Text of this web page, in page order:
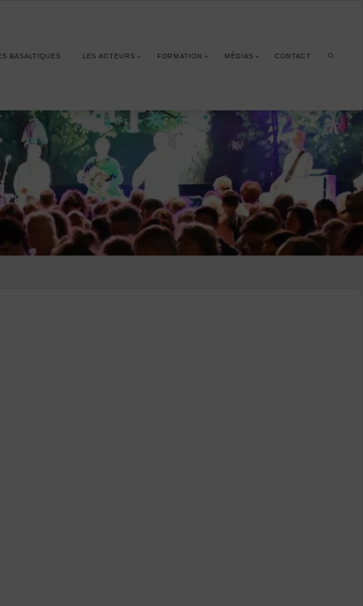
BASALTIQUES LES ACTEURS FORMATION MÉDIAS CONTACT
SEARCH